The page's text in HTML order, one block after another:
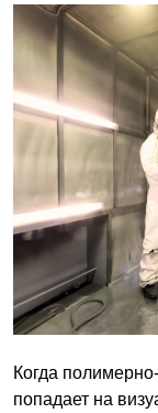
Когда
попадает на